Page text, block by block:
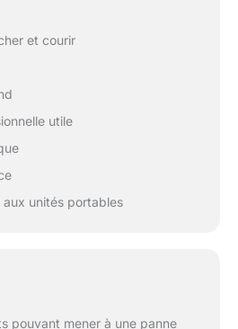
et courir
utile
unités portables
pouvant mener à une panne